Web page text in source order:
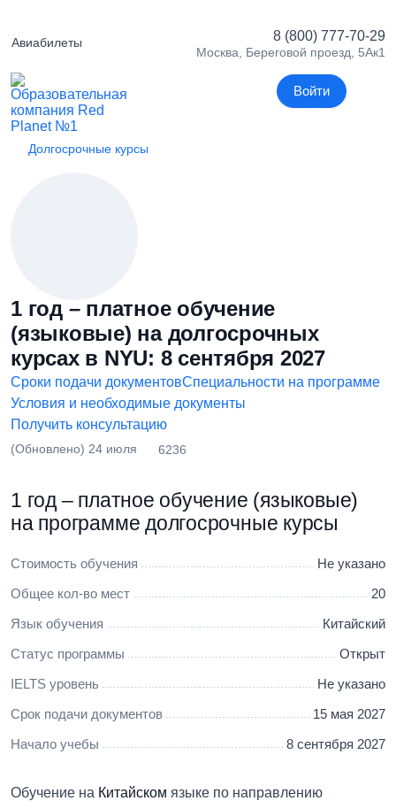
Авиабилеты 8 (800) 777-70-29
Москва, Береговой проезд, 5Ак1
Войти
Долгосрочные курсы
1 год – платное обучение
(языковые) на долгосрочных
курсах в NYU: 8 сентября 2027
Сроки подачи документовСпециальности на программе
Условия и необходимые документы
Получить консультацию
(Обновлено) 24 июля 6236
1 год – платное обучение (языковые)
на программе долгосрочные курсы
Стоимость обучения
Не указано
Общее кол-во мест
20
Язык обучения
Китайский
Статус программы
Открыт
IELTS уровень
Не указано
Срок подачи документов
15 мая 2027
Начало учебы
8 сентября 2027
Обучение на Китайском языке по направлению